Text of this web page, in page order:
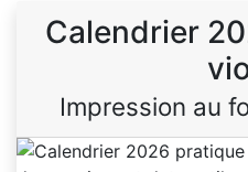
Calendrier
Impression au